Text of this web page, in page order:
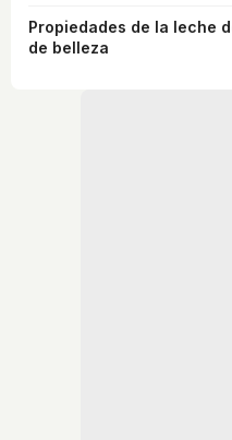
Propiedades de la leche
de belleza